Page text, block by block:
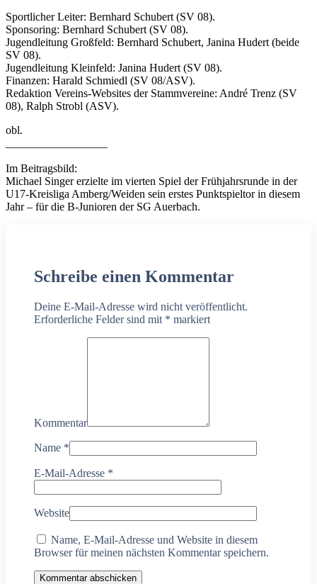
Sportlicher Leiter: Bernhard Schubert (SV 08).
Sponsoring: Bernhard Schubert (SV 08).
Jugendleitung Großfeld: Bernhard Schubert, Janina Hudert (beide
SV 08).
Jugendleitung Kleinfeld: Janina Hudert (SV 08).
Finanzen: Harald Schmiedl (SV 08/ASV).
Redaktion Vereins-Websites der Stammvereine: André Trenz (SV
08), Ralph Strobl (ASV).
obl.
Im Beitragsbild:
Michael Singer erzielte im vierten Spiel der Frühjahrsrunde in der
U17-Kreisliga Amberg/Weiden sein erstes Punktspieltor in diesem
Jahr – für die B-Junioren der SG Auerbach.
Schreibe einen Kommentar
Deine E-Mail-Adresse wird nicht veröffentlicht.
Erforderliche Felder sind mit * markiert
Kommentar
Name *
E-Mail-Adresse *
Website
Name, E-Mail-Adresse und Website in diesem
Browser für meinen nächsten Kommentar speichern.
Kommentar abschicken